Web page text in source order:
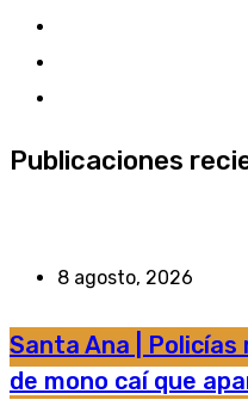
Publicaciones
8 agosto, 2026
Santa Ana |
de mono caí que